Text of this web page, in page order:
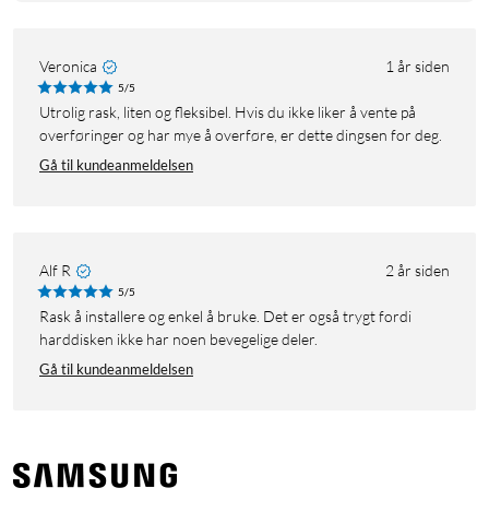
Veronica 1 år siden
5/5
Utrolig rask, liten og fleksibel. Hvis du ikke liker å vente på
overføringer og har mye å overføre, er dette dingsen for deg.
Gå til kundeanmeldelsen
Alf R 2 år siden
5/5
Rask å installere og enkel å bruke. Det er også trygt fordi
harddisken ikke har noen bevegelige deler.
Gå til kundeanmeldelsen